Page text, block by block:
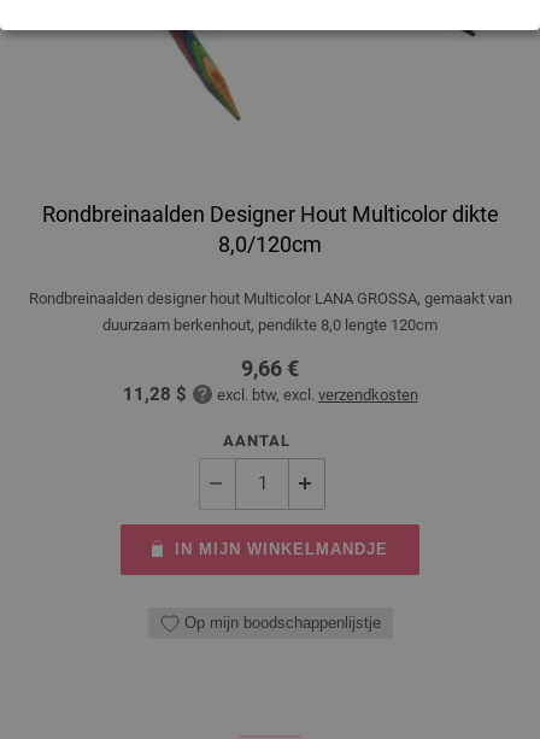
Rondbreinaalden Designer Hout Multicolor dikte
8,0/120cm
Rondbreinaalden designer hout Multicolor LANA GROSSA, gemaakt van
duurzaam berkenhout, pendikte 8,0 lengte 120cm
9,66 €
11,28 $ excl. btw, excl. verzendkosten
AANTAL
IN MIJN WINKELMANDJE
Op mijn boodschappenlijstje